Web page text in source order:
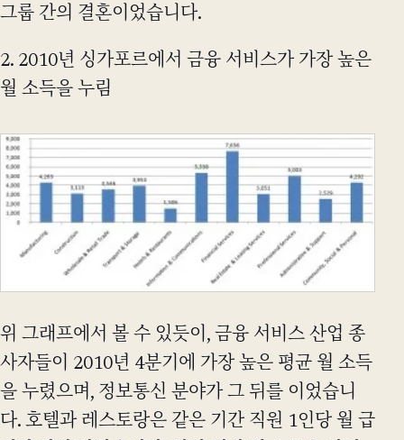
그룹 간의 결혼이었습니다.
2. 2010년 싱가포르에서 금융 서비스가 가장 높은
월 소득을 누림
위 그래프에서 볼 수 있듯이, 금융 서비스 산업 종
사자들이 2010년 4분기에 가장 높은 평균 월 소득
을 누렸으며, 정보통신 분야가 그 뒤를 이었습니
다. 호텔과 레스토랑은 같은 기간 직원 1인당 월 급